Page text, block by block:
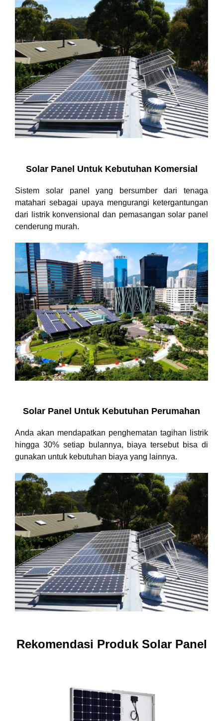
Solar Panel Untuk Kebutuhan Komersial
Sistem solar panel yang bersumber dari tenaga
matahari sebagai upaya mengurangi ketergantungan
dari listrik konvensional dan pemasangan solar panel
cenderung murah.
Solar Panel Untuk Kebutuhan Perumahan
Anda akan mendapatkan penghematan tagihan listrik
hingga 30% setiap bulannya, biaya tersebut bisa di
gunakan untuk kebutuhan biaya yang lainnya.
Rekomendasi Produk Solar Panel